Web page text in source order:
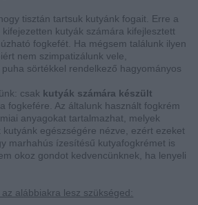
tisztán tartsuk kutyánk fogait. Erre a
kutyák számára kifejlesztett
fogkefét. Ha mégsem találunk ilyen
nem szimpatizálunk vele,
sörtékkel rendelkező hagyományos
csak kutyák számára készült
fogkefére. Az általunk használt fogkrém
anyagokat tartalmazhat, melyek
egészségére nézve, ezért ezeket
marhahús ízesítésű kutyafogkrémet is
okoz gondot kedvencünknek, ha lenyeli
alábbiakra lesz szükséged: